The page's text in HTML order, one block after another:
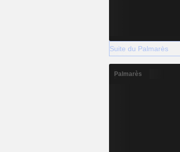
Suite du Palmarès
Palmarès